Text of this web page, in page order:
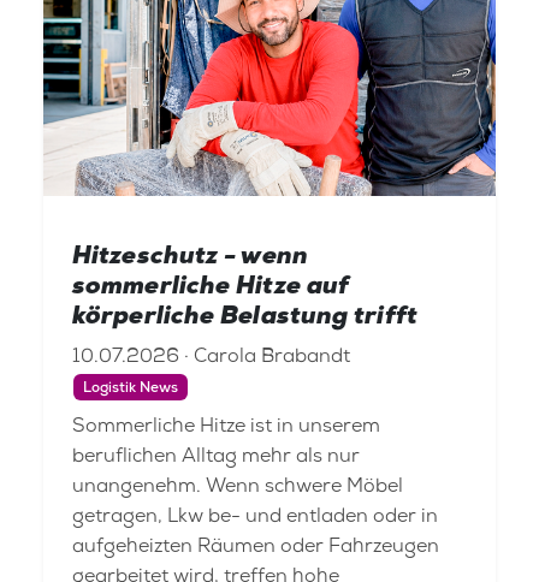
Hitzeschutz - wenn
sommerliche Hitze auf
körperliche Belastung trifft
10.07.2026 · Carola Brabandt
Logistik News
Sommerliche Hitze ist in unserem
beruflichen Alltag mehr als nur
unangenehm. Wenn schwere Möbel
getragen, Lkw be- und entladen oder in
aufgeheizten Räumen oder Fahrzeugen